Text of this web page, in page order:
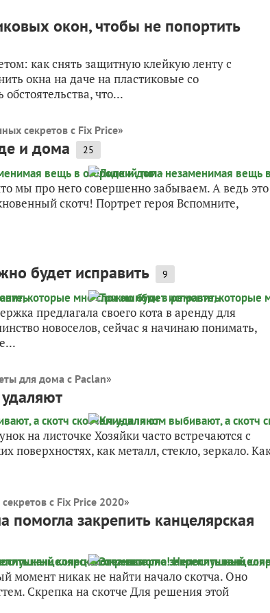
окон, чтобы не попортить
как снять защитную клейкую ленту с
окна на даче на пластиковые со
что...
секретов с Fix Price»
и дома 25
мы про него совершенно забываем. А ведь это
скотч! Портрет героя Вспомните,
будет исправить 9
предлагала своего кота в аренду для
новоселов, сейчас я начинаю понимать,
для дома с Paclan»
на листочке Хозяйки часто встречаются с
поверхностях, как металл, стекло, зеркало.
с Fix Price 2020»
закрепить канцелярская
момент никак не найти начало скотча. Оно
Скрепка на скотче Для решения этой